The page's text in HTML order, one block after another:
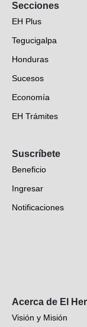
Secciones
EH Plus
Tegucigalpa
Honduras
Sucesos
Economía
EH Trámites
EH Verifica
Fotogalerías
Deportes
Videos
Suscríbete
Beneficio
Ingresar
Notificaciones
Acerca de El
Visión y Misión